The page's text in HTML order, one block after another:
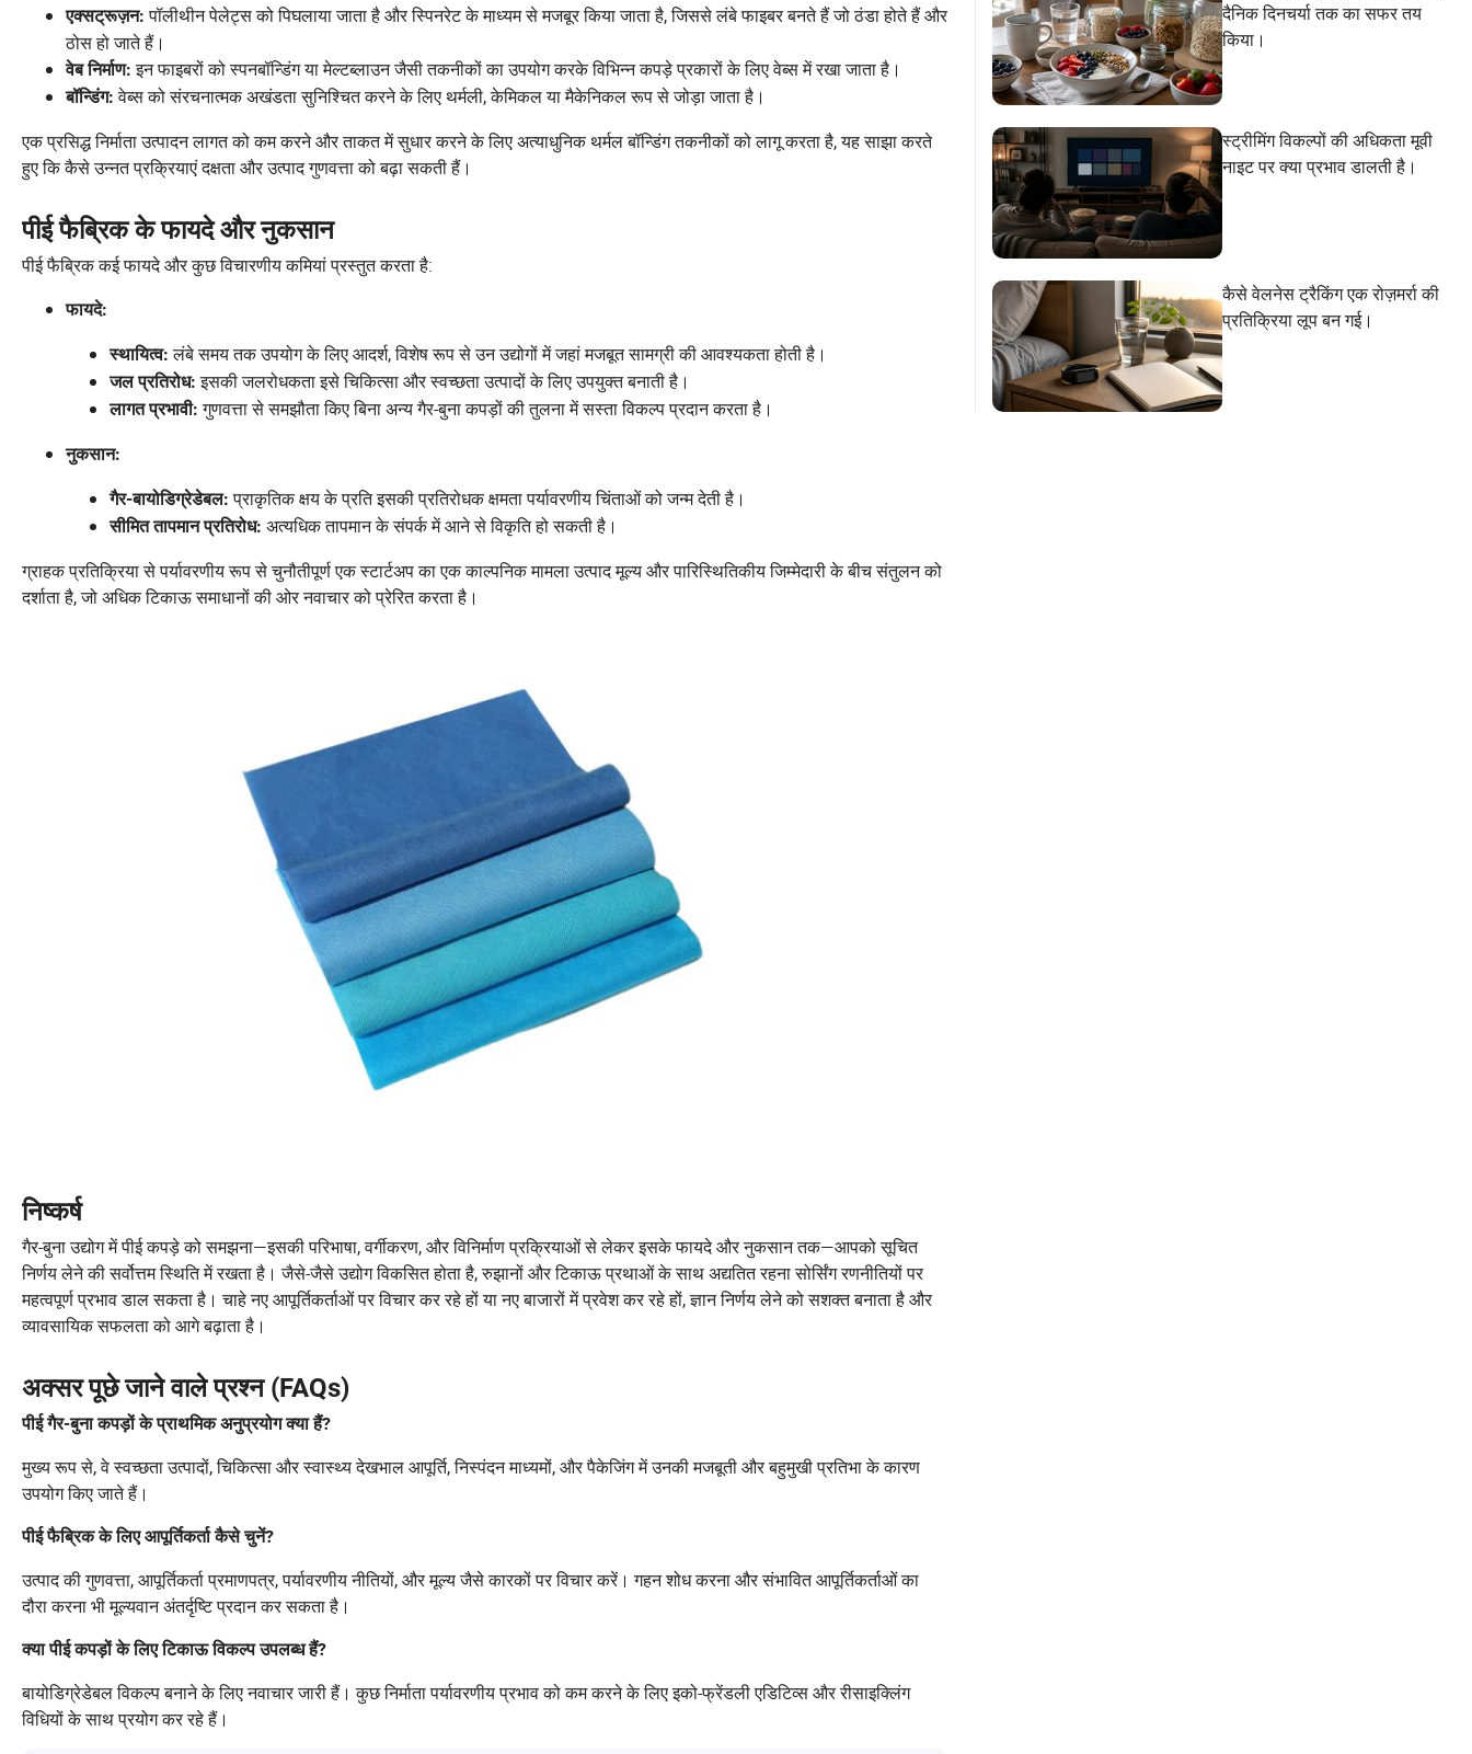
एक्सट्रूज़न: पॉलीथीन पेलेट्स को पिघलाया जाता है और स्पिनरेट के माध्यम से मजबूर किया जाता है, जिससे लंबे फाइबर बनते हैं जो ठंडा होते हैं और
ठोस हो जाते हैं।
वेब निर्माण: इन फाइबरों को स्पनबॉन्डिंग या मेल्टब्लाउन जैसी तकनीकों का उपयोग करके विभिन्न कपड़े प्रकारों के लिए वेब्स में रखा जाता है।
बॉन्डिंग: वेब्स को संरचनात्मक अखंडता सुनिश्चित करने के लिए थर्मली, केमिकल या मैकेनिकल रूप से जोड़ा जाता है।
एक प्रसिद्ध निर्माता उत्पादन लागत को कम करने और ताकत में सुधार करने के लिए अत्याधुनिक थर्मल बॉन्डिंग तकनीकों को लागू करता है, यह साझा करते
हुए कि कैसे उन्नत प्रक्रियाएं दक्षता और उत्पाद गुणवत्ता को बढ़ा सकती हैं।
पीई फैब्रिक के फायदे और नुकसान
पीई फैब्रिक कई फायदे और कुछ विचारणीय कमियां प्रस्तुत करता है:
फायदे:
स्थायित्व: लंबे समय तक उपयोग के लिए आदर्श, विशेष रूप से उन उद्योगों में जहां मजबूत सामग्री की आवश्यकता होती है।
जल प्रतिरोध: इसकी जलरोधकता इसे चिकित्सा और स्वच्छता उत्पादों के लिए उपयुक्त बनाती है।
लागत प्रभावी: गुणवत्ता से समझौता किए बिना अन्य गैर-बुना कपड़ों की तुलना में सस्ता विकल्प प्रदान करता है।
नुकसान:
गैर-बायोडिग्रेडेबल: प्राकृतिक क्षय के प्रति इसकी प्रतिरोधक क्षमता पर्यावरणीय चिंताओं को जन्म देती है।
सीमित तापमान प्रतिरोध: अत्यधिक तापमान के संपर्क में आने से विकृति हो सकती है।
ग्राहक प्रतिक्रिया से पर्यावरणीय रूप से चुनौतीपूर्ण एक स्टार्टअप का एक काल्पनिक मामला उत्पाद मूल्य और पारिस्थितिकीय जिम्मेदारी के बीच संतुलन को
दर्शाता है, जो अधिक टिकाऊ समाधानों की ओर नवाचार को प्रेरित करता है।
निष्कर्ष
गैर-बुना उद्योग में पीई कपड़े को समझना—इसकी परिभाषा, वर्गीकरण, और विनिर्माण प्रक्रियाओं से लेकर इसके फायदे और नुकसान तक—आपको सूचित
निर्णय लेने की सर्वोत्तम स्थिति में रखता है। जैसे-जैसे उद्योग विकसित होता है, रुझानों और टिकाऊ प्रथाओं के साथ अद्यतित रहना सोर्सिंग रणनीतियों पर
महत्वपूर्ण प्रभाव डाल सकता है। चाहे नए आपूर्तिकर्ताओं पर विचार कर रहे हों या नए बाजारों में प्रवेश कर रहे हों, ज्ञान निर्णय लेने को सशक्त बनाता है और
व्यावसायिक सफलता को आगे बढ़ाता है।
अक्सर पूछे जाने वाले प्रश्न (FAQs)
पीई गैर-बुना कपड़ों के प्राथमिक अनुप्रयोग क्या हैं?
मुख्य रूप से, वे स्वच्छता उत्पादों, चिकित्सा और स्वास्थ्य देखभाल आपूर्ति, निस्पंदन माध्यमों, और पैकेजिंग में उनकी मजबूती और बहुमुखी प्रतिभा के कारण
उपयोग किए जाते हैं।
पीई फैब्रिक के लिए आपूर्तिकर्ता कैसे चुनें?
उत्पाद की गुणवत्ता, आपूर्तिकर्ता प्रमाणपत्र, पर्यावरणीय नीतियों, और मूल्य जैसे कारकों पर विचार करें। गहन शोध करना और संभावित आपूर्तिकर्ताओं का
दौरा करना भी मूल्यवान अंतर्दृष्टि प्रदान कर सकता है।
क्या पीई कपड़ों के लिए टिकाऊ विकल्प उपलब्ध हैं?
बायोडिग्रेडेबल विकल्प बनाने के लिए नवाचार जारी हैं। कुछ निर्माता पर्यावरणीय प्रभाव को कम करने के लिए इको-फ्रेंडली एडिटिव्स और रीसाइक्लिंग
विधियों के साथ प्रयोग कर रहे हैं।
दैनिक दिनचर्या तक का सफर तय
किया।
स्ट्रीमिंग विकल्पों की अधिकता मूवी
नाइट पर क्या प्रभाव डालती है।
कैसे वेलनेस ट्रैकिंग एक रोज़मर्रा की
प्रतिक्रिया लूप बन गई।